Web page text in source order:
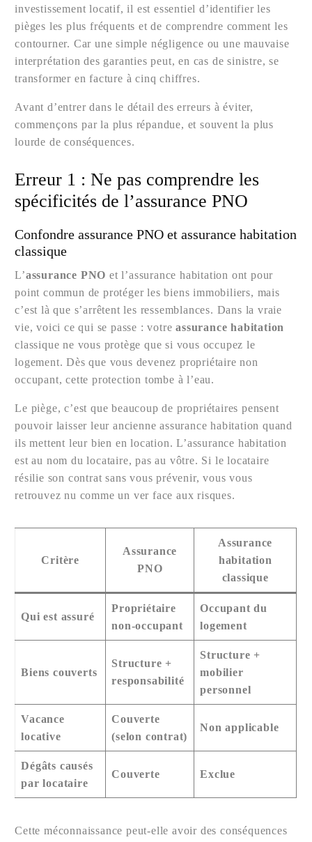
investissement locatif, il est essentiel d’identifier les
pièges les plus fréquents et de comprendre comment les
contourner. Car une simple négligence ou une mauvaise
interprétation des garanties peut, en cas de sinistre, se
transformer en facture à cinq chiffres.
Avant d’entrer dans le détail des erreurs à éviter,
commençons par la plus répandue, et souvent la plus
lourde de conséquences.
Erreur 1 : Ne pas comprendre les
spécificités de l’assurance PNO
Confondre assurance PNO et assurance habitation
classique
L’assurance PNO et l’assurance habitation ont pour
point commun de protéger les biens immobiliers, mais
c’est là que s’arrêtent les ressemblances. Dans la vraie
vie, voici ce qui se passe : votreassurance habitation
classique ne vous protège que si vous occupez le
logement. Dès que vous devenez propriétaire non
occupant, cette protection tombe à l’eau.
Le piège, c’est que beaucoup de propriétaires pensent
pouvoir laisser leur ancienne assurance habitation quand
ils mettent leur bien en location. L’assurance habitation
est au nom du locataire, pas au vôtre. Si le locataire
résilie son contrat sans vous prévenir, vous vous
retrouvez nu comme un ver face aux risques.
Critère
Assurance
PNO
Assurance
habitation
classique
Qui est assuré
Propriétaire
non-occupant
Occupant du
logement
Biens couverts
Structure +
responsabilité
Structure +
mobilier
personnel
Vacance
locative
Couverte
(selon contrat)
Non applicable
Dégâts causés
par locataire
Couverte Exclue
Cette méconnaissance peut-elle avoir des conséquences